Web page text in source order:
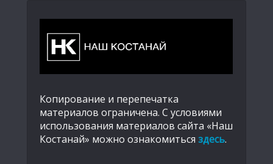
Копирование и перепечатка
материалов ограничена. С условиями
использования материалов сайта «Наш
Костанай» можно ознакомиться здесь.